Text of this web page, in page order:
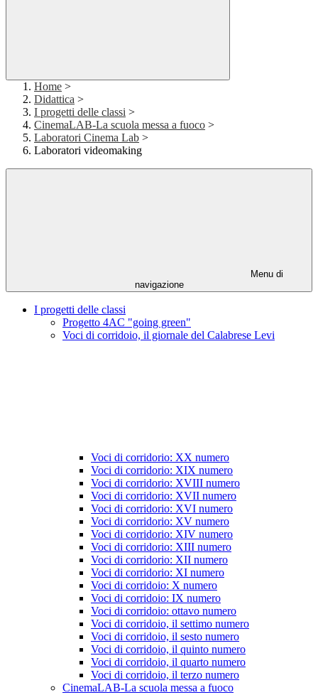
Home >
Didattica >
I progetti delle classi >
CinemaLAB-La scuola messa a fuoco >
Laboratori Cinema Lab >
Laboratori videomaking
Menu di
navigazione
I progetti delle classi
Progetto 4AC "going green"
Voci di corridoio, il giornale del Calabrese Levi
Voci di corridorio: XX numero
Voci di corridorio: XIX numero
Voci di corridorio: XVIII numero
Voci di corridorio: XVII numero
Voci di corridorio: XVI numero
Voci di corridorio: XV numero
Voci di corridorio: XIV numero
Voci di corridorio: XIII numero
Voci di corridorio: XII numero
Voci di corridorio: XI numero
Voci di corridoio: X numero
Voci di corridoio: IX numero
Voci di corridoio: ottavo numero
Voci di corridoio, il settimo numero
Voci di corridoio, il sesto numero
Voci di corridoio, il quinto numero
Voci di corridoio, il quarto numero
Voci di corridoio, il terzo numero
CinemaLAB-La scuola messa a fuoco